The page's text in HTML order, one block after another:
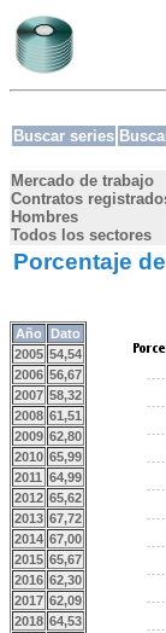
Buscar series
Mercado de trabajo
Contratos
Hombres
Todos los sectores
Porcentaje
Año
Dato
2005 54,54
2006 56,67
2007 58,32
2008 61,51
2009 62,80
2010 65,99
2011 64,99
2012 65,62
2013 67,72
2014 67,00
2015 65,67
2016 62,30
2017 62,09
2018 64,53